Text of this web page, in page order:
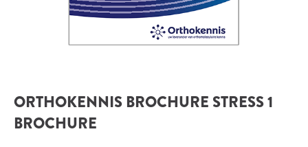
ORTHOKENNIS BROCHURE STRESS 1
BROCHURE